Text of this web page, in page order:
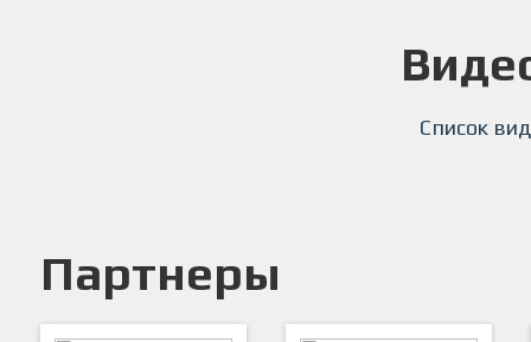
Список
Партнеры